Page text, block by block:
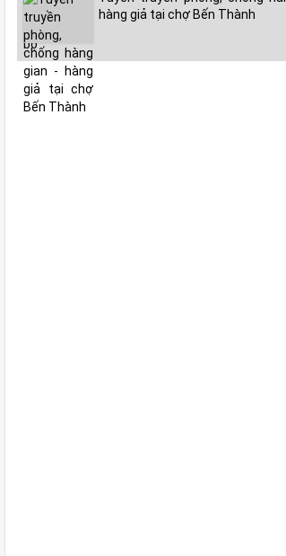
hàng giả tại chợ Bến Thành